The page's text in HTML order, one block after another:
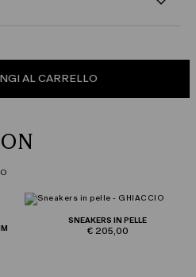
AL CARRELLO
SNEAKERS IN PELLE
€ 205,00